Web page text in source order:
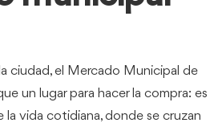
ciudad, el Mercado Municipal de
un lugar para hacer la compra: es
vida cotidiana, donde se cruzan